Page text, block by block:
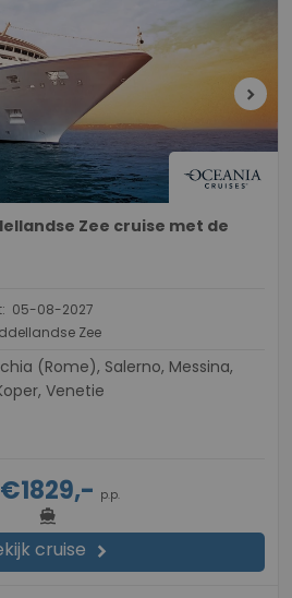
chevron_right
Zee cruise met de
05-08-2027
Zee
Venetie
€1829,- p.p.
directions_boat
cruise chevron_right